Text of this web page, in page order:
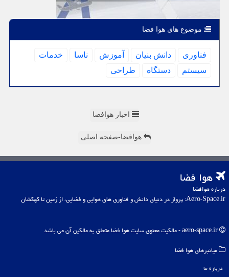
موضوع های هوا فضا
فناوری دانش بنیان آموزش ناسا
خدمات
سیستم
دستگاه طراحی
اخبار هوافضا
هوافضا-صفحه اصلی
هوا فضا
درباره هوافضا
Aero-Space.ir: پرواز در دنیای دانش و فناوری های هوایی و فضایی، از زمین تا کهکشان
میانبرهای هوا فضا
درباره ما